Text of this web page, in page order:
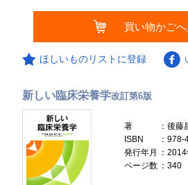
買い物かご
ほしいものリストに登録
新しい臨床栄養学改訂第6版
著
：後藤
ISBN
：
発行年月
：
ページ数 ：340